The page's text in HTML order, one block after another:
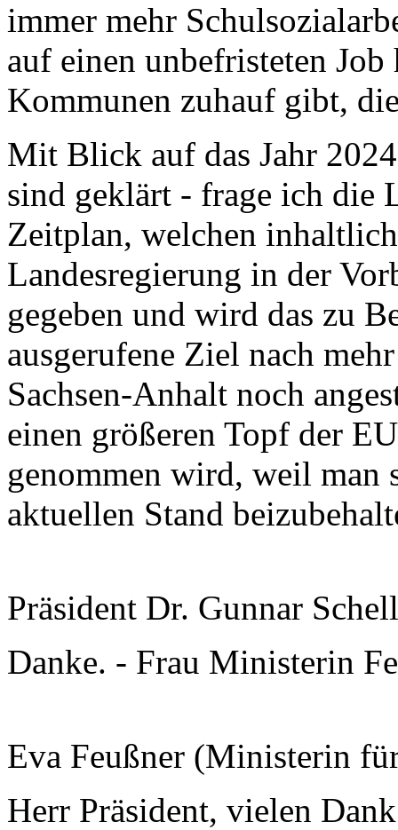
immer mehr
auf einen unbefristeten Job
Kommunen zuhauf gibt,
Mit Blick auf das Jahr
sind geklärt - frage ich die
Zeitplan, welchen
Landesregierung in der
gegeben und wird das zu
ausgerufene Ziel nach
Sachsen-Anhalt noch
einen größeren Topf der
genommen wird, weil man
aktuellen Stand
Präsident Dr. Gunnar
Danke. - Frau Ministerin
Eva Feußner (Ministerin
Herr Präsident, vielen